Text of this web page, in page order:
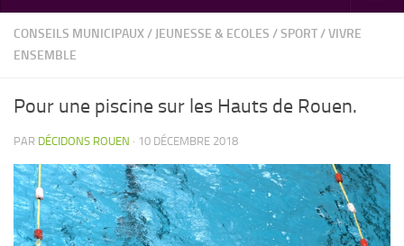
Communiqués de presse
Nos publications
Dans la presse
Thématiques
COMMERCE
EMPLOI / IDENTITE / CULTURE
CONSEILS MUNICIPAUX/ JEUNESSE & ECOLES /SPORT/VIVRE
ENSEMBLE
Pour une piscine sur les Hauts de Rouen.
PAR DÉCIDONS ROUEN · 10 DÉCEMBRE 2018